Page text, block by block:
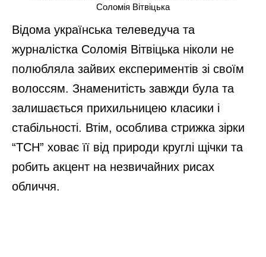
Соломія Вітвіцька
Відома українська телеведуча та
журналістка Соломія Вітвіцька ніколи не
полюбляла зайвих експериментів зі своїм
волоссям. Знаменитість завжди була та
залишається прихильницею класики і
стабільності. Втім, особлива стрижка зірки
“ТСН” ховає її від природи круглі щічки та
робить акцент на незвичайних рисах
обличчя.